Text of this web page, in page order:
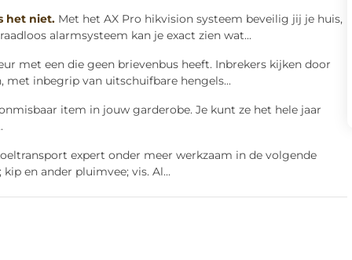
het niet. Met het AX Pro hikvision systeem beveilig jij je huis,
alarmsysteem kan je exact zien wat...
met een die geen brievenbus heeft. Inbrekers kijken door
met inbegrip van uitschuifbare hengels...
item in jouw garderobe. Je kunt ze het hele jaar
expert onder meer werkzaam in de volgende
en ander pluimvee; vis. Al...